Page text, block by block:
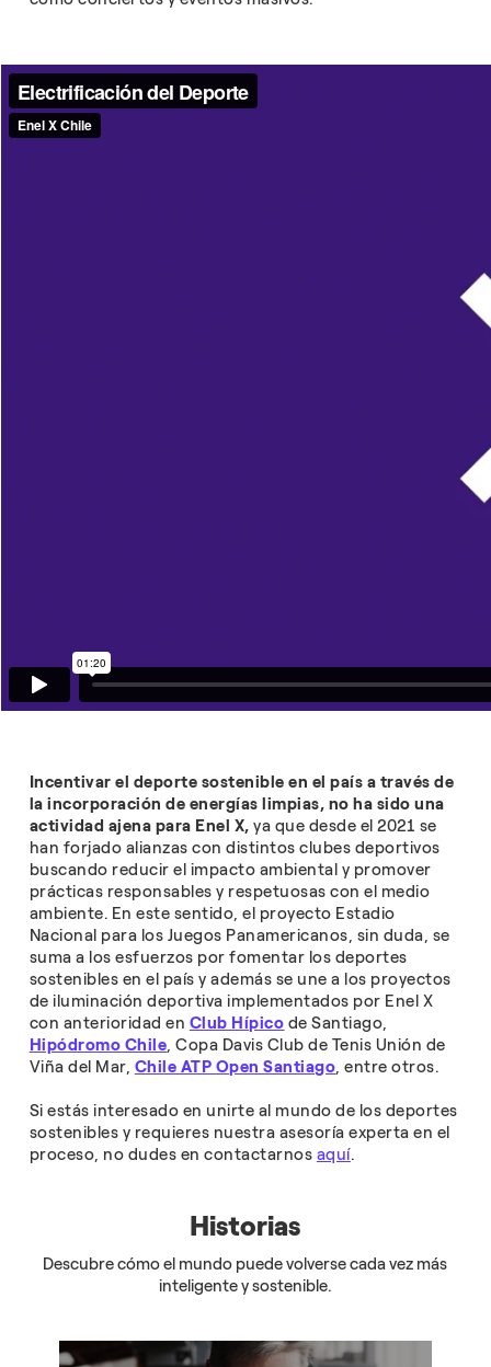
Incentivar el deporte sostenible en el país a través de
la incorporación de energías limpias, no ha sido una
actividad ajena para Enel X, ya que desde el 2021 se
han forjado alianzas con distintos clubes deportivos
buscando reducir el impacto ambiental y promover
prácticas responsables y respetuosas con el medio
ambiente. En este sentido, el proyecto Estadio
Nacional para los Juegos Panamericanos, sin duda, se
suma a los esfuerzos por fomentar los deportes
sostenibles en el país y además se une a los proyectos
de iluminación deportiva implementados por Enel X
con anterioridad en Club Hípico de Santiago,
Hipódromo Chile, Copa Davis Club de Tenis Unión de
Viña del Mar, Chile ATP Open Santiago, entre otros.
Si estás interesado en unirte al mundo de los deportes
sostenibles y requieres nuestra asesoría experta en el
proceso, no dudes en contactarnos aquí.
Historias
Descubre cómo el mundo puede volverse cada vez más
inteligente y sostenible.